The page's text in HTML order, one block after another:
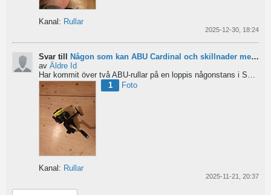
Kanal: Rullar
2025-12-30, 18:24
Svar till Någon som kan ABU Cardinal och skillnader mellan äldre rullar?
av Äldre Id
1
Foto
Kanal: Rullar
2025-11-21, 20:37